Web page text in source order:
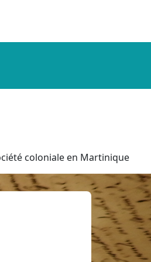
coloniale en Martinique